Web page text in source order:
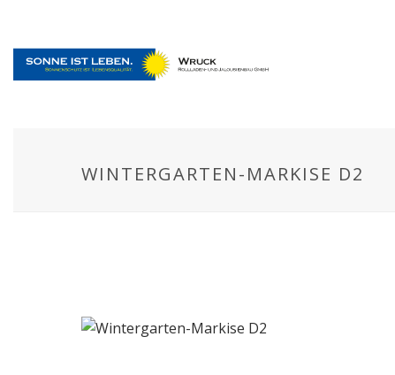
WINTERGARTEN-MARKISE D2